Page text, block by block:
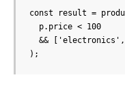
const result =
  p.price < 100
&&
);